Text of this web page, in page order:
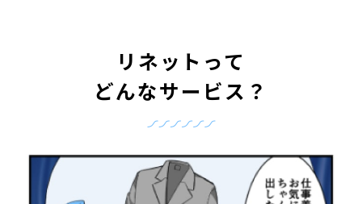
リネットって
どんなサービス？